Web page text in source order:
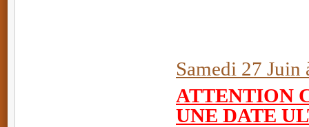
Samedi 27
ATTENTION
UNE DATE